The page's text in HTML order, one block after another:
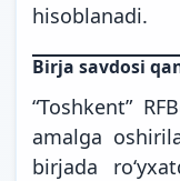
hisoblanadi.
Birja savdosi
“Toshkent”
amalga
birjada